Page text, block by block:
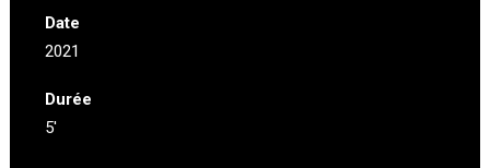
Date
2021
Durée
5′